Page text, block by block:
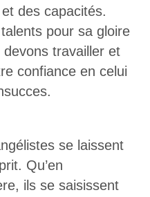
des capacités.
pour sa gloire
travailler et
confiance en celui
se laissent
Qu’en
ils se saisissent